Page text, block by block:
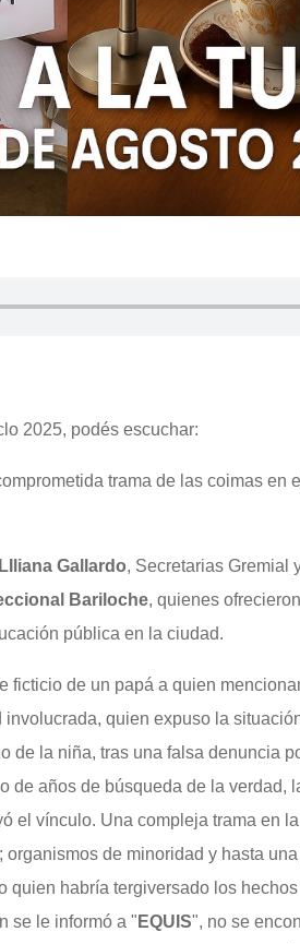
2025, podés escuchar:
trama de las coimas en
LIliana Gallardo, Secretarias Gremial
Bariloche, quienes
pública en la ciudad.
ficticio de un papá a quien
quien expuso la
de la niña, tras una falsa denuncia
de años de búsqueda de la verdad,
el vínculo. Una compleja trama en
de minoridad y hasta
quien habría tergiversado los
se le informó a " EQUIS", no se